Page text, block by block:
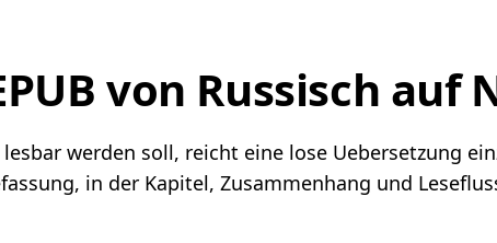
von Russisch
werden soll, reicht eine lose Uebersetzung
in der Kapitel, Zusammenhang und